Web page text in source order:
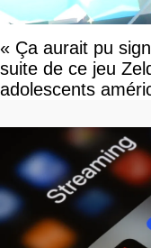
« Ça aurait pu
suite de ce jeu
adolescents